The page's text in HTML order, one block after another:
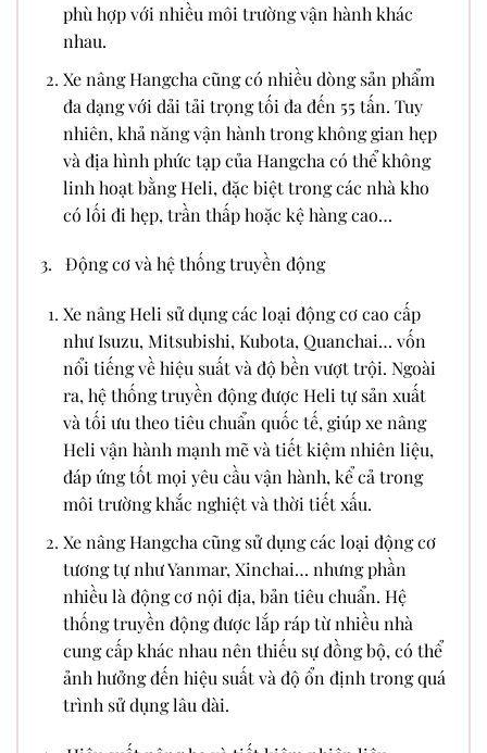
phù hợp với nhiều môi trường vận hành khác
nhau.
Xe nâng Hangcha cũng có nhiều dòng sản phẩm
đa dạng với dải tải trọng tối đa đến 55 tấn. Tuy
nhiên, khả năng vận hành trong không gian hẹp
và địa hình phức tạp của Hangcha có thể không
linh hoạt bằng Heli, đặc biệt trong các nhà kho
có lối đi hẹp, trần thấp hoặc kệ hàng cao…
3. Động cơ và hệ thống truyền động
Xe nâng Heli sử dụng các loại động cơ cao cấp
như Isuzu, Mitsubishi, Kubota, Quanchai… vốn
nổi tiếng về hiệu suất và độ bền vượt trội. Ngoài
ra, hệ thống truyền động được Heli tự sản xuất
và tối ưu theo tiêu chuẩn quốc tế, giúp xe nâng
Heli vận hành mạnh mẽ và tiết kiệm nhiên liệu,
đáp ứng tốt mọi yêu cầu vận hành, kể cả trong
môi trường khắc nghiệt và thời tiết xấu.
Xe nâng Hangcha cũng sử dụng các loại động cơ
tương tự như Yanmar, Xinchai… nhưng phần
nhiều là động cơ nội địa, bản tiêu chuẩn. Hệ
thống truyền động được lắp ráp từ nhiều nhà
cung cấp khác nhau nên thiếu sự đồng bộ, có thể
ảnh hưởng đến hiệu suất và độ ổn định trong quá
trình sử dụng lâu dài.